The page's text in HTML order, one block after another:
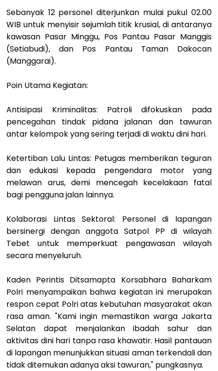
Sebanyak 12 personel diterjunkan mulai pukul 02.00
WIB untuk menyisir sejumlah titik krusial, di antaranya
kawasan Pasar Minggu, Pos Pantau Pasar Manggis
(Setiabudi), dan Pos Pantau Taman Dakocan
(Manggarai).
Poin Utama Kegiatan:
Antisipasi Kriminalitas: Patroli difokuskan pada
pencegahan tindak pidana jalanan dan tawuran
antar kelompok yang sering terjadi di waktu dini hari.
Ketertiban Lalu Lintas: Petugas memberikan teguran
dan edukasi kepada pengendara motor yang
melawan arus, demi mencegah kecelakaan fatal
bagi pengguna jalan lainnya.
Kolaborasi Lintas Sektoral: Personel di lapangan
bersinergi dengan anggota Satpol PP di wilayah
Tebet untuk memperkuat pengawasan wilayah
secara menyeluruh.
Kaden Perintis Ditsamapta Korsabhara Baharkam
Polri menyampaikan bahwa kegiatan ini merupakan
respon cepat Polri atas kebutuhan masyarakat akan
rasa aman. "Kami ingin memastikan warga Jakarta
Selatan dapat menjalankan ibadah sahur dan
aktivitas dini hari tanpa rasa khawatir. Hasil pantauan
di lapangan menunjukkan situasi aman terkendali dan
tidak ditemukan adanya aksi tawuran," pungkasnya.